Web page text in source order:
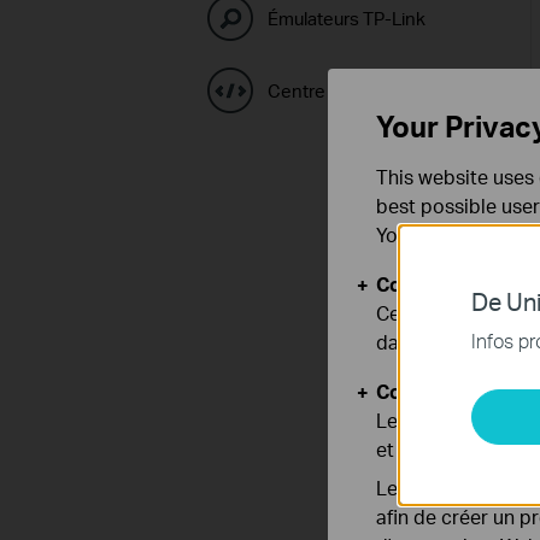
Émulateurs TP-Link
Centre de code GPL
De
Infos
Your
This website
best possible
You can find
Cookies basiques
Ces cookies sont
dans vos
Cookies
Les cookies
et ajuster les
Les cookies
afin de créer un